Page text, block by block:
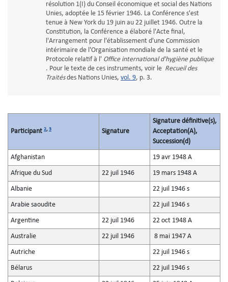
résolution 1(I) du Conseil économique et social des Nations
Unies, adoptée le 15 février 1946. La Conférence s'est
tenue à New York du 19 juin au 22 juillet 1946. Outre la
Constitution, la Conférence a élaboré l'Acte final,
l'Arrangement pour l'établissement d'une Commission
intérimaire de l'Organisation mondiale de la santé et le
Protocole relatif à l' Office international d'hygiène publique
. Pour le texte de ces instruments, voir le Recueil des
Traitésdes Nations Unies, vol. 9, p. 3.
Participant 2,3 Signature
Signature définitive(s),
Acceptation(A),
Succession(d)
Afghanistan 19 avr 1948 A
Afrique du Sud 22 juil 1946 19 mars 1948 A
Albanie 22 juil 1946 s
Arabie saoudite 22 juil 1946 s
Argentine 22 juil 1946 22 oct 1948 A
Australie 22 juil 1946 8 mai 1947 A
Autriche 22 juil 1946 s
Bélarus 22 juil 1946 s